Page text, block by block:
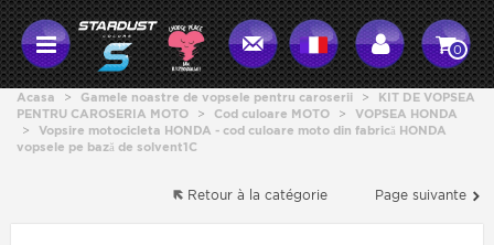
0
Acasa > Gamele noastre de vopsele pentru caroserii >
KIT DE VOPSEA
PENTRU CAROSERIA MOTO
> Cod culoare MOTO >
VOPSEA HONDA
>
Vopsire motocicleta HONDA - cod culoare moto din fabrică HONDA
vopsele pe bază de solvent1C
Page suivante
Retour à la catégorie